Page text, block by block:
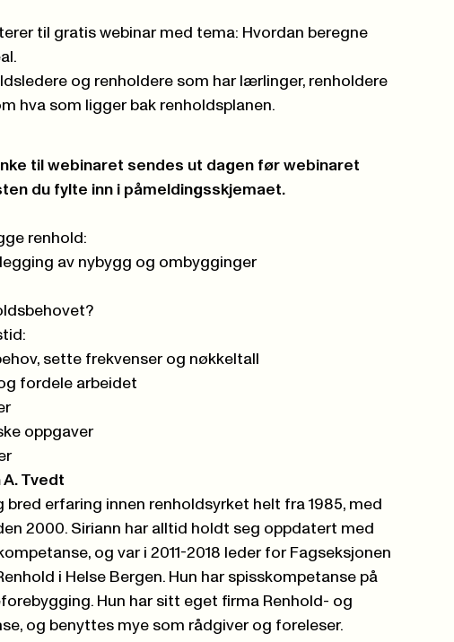
til gratis webinar med tema: Hvordan beregne
og renholdere som har lærlinger, renholdere
hva som ligger bak renholdsplanen.
til webinaret sendes ut dagen før webinaret
du fylte inn i påmeldingsskjemaet.
renhold:
av nybygg og ombygginger
sette frekvenser og nøkkeltall
fordele arbeidet
oppgaver
A. Tvedt
bred erfaring innen renholdsyrket helt fra 1985, med
2000. Siriann har alltid holdt seg oppdatert med
og var i 2011-2018 leder for Fagseksjonen
i Helse Bergen. Hun har spisskompetanse på
Hun har sitt eget firma Renhold- og
og benyttes mye som rådgiver og foreleser.